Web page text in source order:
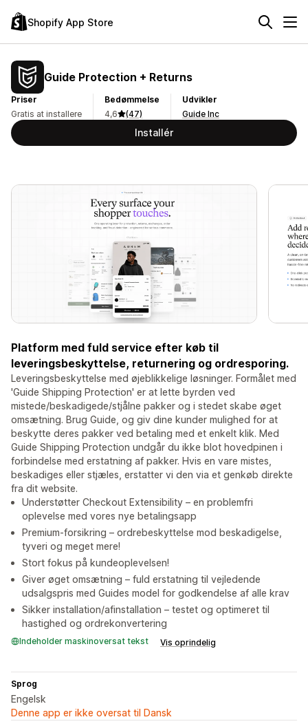
Shopify App Store
Guide Protection + Returns
Priser
Gratis at installere
Bedømmelse
4,6
(47)
Udvikler
Guide Inc
Installér
Platform med fuld service efter køb til
leveringsbeskyttelse, returnering og ordresporing.
Leveringsbeskyttelse med øjeblikkelige løsninger. Formålet med
'Guide Shipping Protection' er at lette byrden ved
mistede/beskadigede/stjålne pakker og i stedet skabe øget
omsætning. Brug Guide, og giv dine kunder mulighed for at
beskytte deres pakker ved betaling med et enkelt klik. Med
Guide Shipping Protection undgår du ikke blot hovedpinen i
forbindelse med erstatning af pakker. Hvis en vare mistes,
beskadiges eller stjæles, erstatter vi den via et genkøb direkte
fra dit website.
Understøtter Checkout Extensibility – en problemfri
oplevelse med vores nye betalingsapp
Premium-forsikring – ordrebeskyttelse mod beskadigelse,
tyveri og meget mere!
Stort fokus på kundeoplevelsen!
Giver øget omsætning – fuld erstatning til vejledende
udsalgspris med Guides model for godkendelse af alle krav
Sikker installation/afinstallation – testet og optimeret til
hastighed og ordrekonvertering
Indeholder maskinoversat tekst Vis oprindelig
Sprog
Engelsk
Denne app er ikke oversat til Dansk